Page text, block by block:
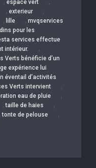
espace vert
, exterieur ,
, lille , mvqservices
pour les
services effectue
intérieur.
,
Verts bénéficie d’un
expérience lui
éventail d’activités
Verts intervient ,
eau de pluie ,
,taille de haies ,
,tonte de pelouse ,